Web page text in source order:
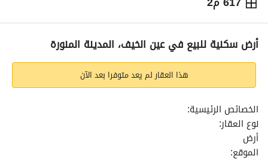
⃁
1,359,512
التفاصيل معلومات ترخيص الإعلان حاسبة التمويلأرض سكنية للبيع في عين الخيف، المدينة المنورة
هذا العقار لم يعد متوفرا بعد الآن
الخصائص الرئيسية:
نوع العقار:
أرض
الموقع: